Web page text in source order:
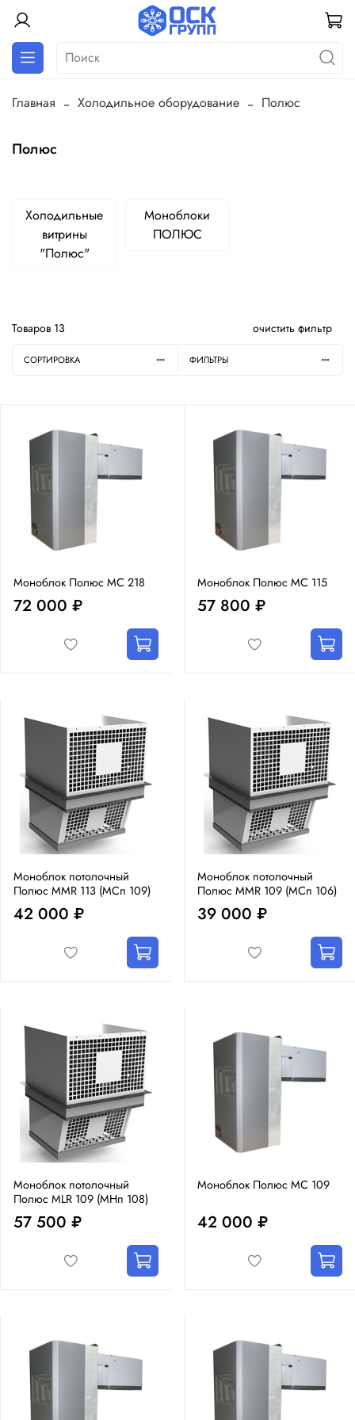
Главная Холодильное оборудование Полюс
Полюс
Холодильные
витрины
"Полюс"
Моноблоки
ПОЛЮС
Товаров 13 очистить фильтр
СОРТИРОВКА ФИЛЬТРЫ
Моноблок Полюс MC 218
72 000 ₽
Моноблок Полюс MC 115
57 800 ₽
Моноблок потолочный
Полюс MMR 113 (МСп 109)
42 000 ₽
Моноблок потолочный
Полюс MMR 109 (МСп 106)
39 000 ₽
Моноблок потолочный
Полюс MLR 109 (МHп 108)
57 500 ₽
Моноблок Полюс MC 109
42 000 ₽